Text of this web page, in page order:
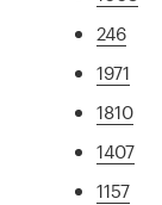
246
1971
1810
1407
1157